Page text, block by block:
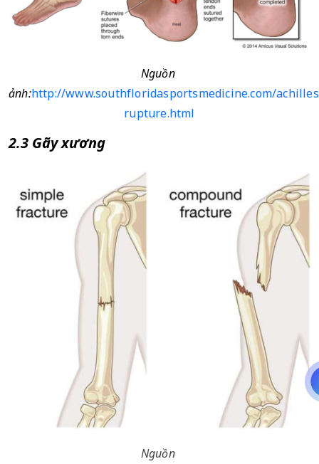
Nguồn
ảnh:http://www.southfloridasportsmedicine.com/
rupture.html
2.3 Gãy xương
Nguồn